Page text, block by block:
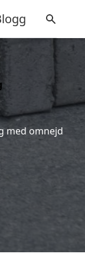
med omnejd